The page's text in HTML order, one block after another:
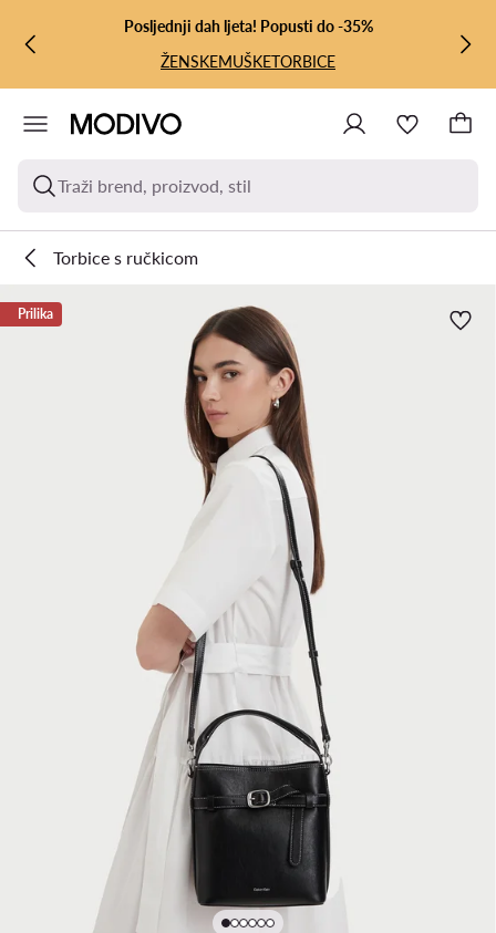
PRIJEĐI NA GLAVNI SADRŽAJ
PRIJEĐI NA PRETRAŽIVANJE
Posljednji dah ljeta! Popusti do -35%
ŽENSKEMUŠKETORBICE
Traži brend, proizvod, stil
Torbice s ručkicom
Prilika